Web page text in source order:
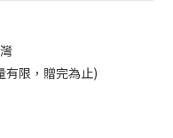
有限，贈完為止)